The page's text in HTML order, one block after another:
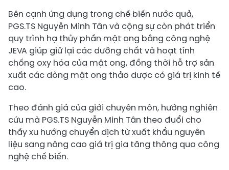
Bên cạnh ứng dụng trong chế biến nước quả,
PGS.TS Nguyễn Minh Tân và cộng sự còn phát triển
quy trình hạ thủy phần mật ong bằng công nghệ
JEVA giúp giữ lại các dưỡng chất và hoạt tính
chống oxy hóa của mật ong, đồng thời hỗ trợ sản
xuất các dòng mật ong thảo dược có giá trị kinh tế
cao.
Theo đánh giá của giới chuyên môn, hướng nghiên
cứu mà PGS.TS Nguyễn Minh Tân theo đuổi cho
thấy xu hướng chuyển dịch từ xuất khẩu nguyên
liệu sang nâng cao giá trị gia tăng thông qua công
nghệ chế biến.